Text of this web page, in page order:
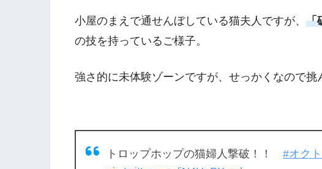
小屋のまえで通せんぼしている猫夫人ですが、 「
の技を持っているご様子。
強さ的に未体験ゾーンですが、せっかくなので挑
トロップホップの猫婦人撃破！！ #オク